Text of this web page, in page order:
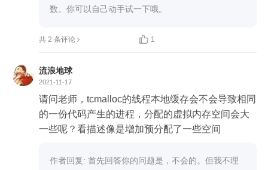
数。你可以自己动手试一下哦。
共 2 条评论  1
流浪地球
2021-11-17
请问老师，tcmalloc的线程本地缓存会不会导致相同
的一份代码产生的进程，分配的虚拟内存空间会大
一些呢？看描述像是增加预分配了一些空间
作者回复: 首先回答你的问题是，不会的。但我不理